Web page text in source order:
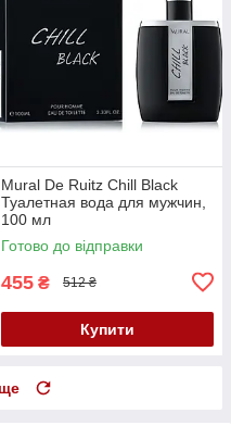
Mural De Ruitz Chill Black
Туалетная вода для мужчин,
100 мл
Готово до відправки
455 ₴ 512 ₴
Купити